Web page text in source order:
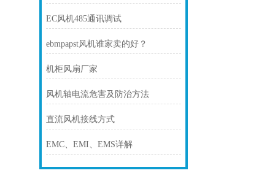
EC风机485通讯调试
ebmpapst风机谁家卖的好？
机柜风扇厂家
风机轴电流危害及防治方法
直流风机接线方式
EMC、EMI、EMS详解